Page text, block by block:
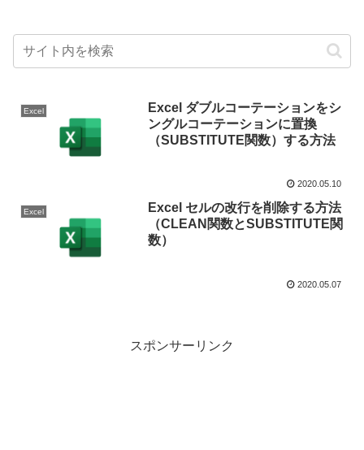
Excel
Excel ダブルコーテーションをシ
ングルコーテーションに置換
（SUBSTITUTE関数）する方法
2020.05.10
Excel
Excel セルの改行を削除する方法
（CLEAN関数とSUBSTITUTE関
数）
2020.05.07
スポンサーリンク